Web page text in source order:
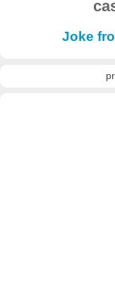
Joke